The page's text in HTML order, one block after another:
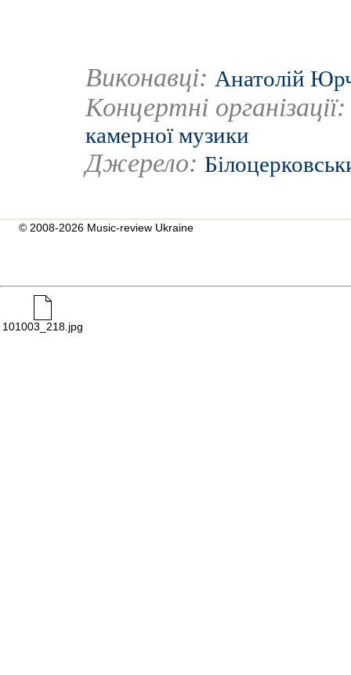
Виконавці: Анатолій
Концертні
камерної музики
Джерело:
© 2008-2026 Music-review Ukraine
101003_218.jpg